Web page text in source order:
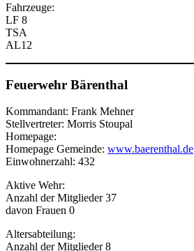
Fahrzeuge:
LF 8
TSA
AL12
Feuerwehr Bärenthal
Kommandant: Frank Mehner
Stellvertreter: Morris Stoupal
Homepage:
Homepage Gemeinde: www.baerenthal.de
Einwohnerzahl: 432
Aktive Wehr:
Anzahl der Mitglieder 37
davon Frauen 0
Altersabteilung:
Anzahl der Mitglieder 8